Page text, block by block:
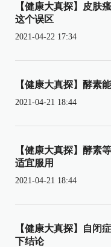
【健康大真探】皮肤
这个误区
2021-04-22 17:34
【健康大真探】酵素
2021-04-21 18:44
【健康大真探】酵素
适宜服用
2021-04-21 18:44
【健康大真探】自闭
下结论